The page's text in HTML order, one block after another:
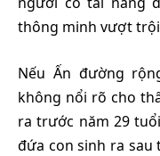
thông minh vượt
Nếu Ấn đường
không nổi rõ cho
ra trước năm 29
đứa con sinh ra sau